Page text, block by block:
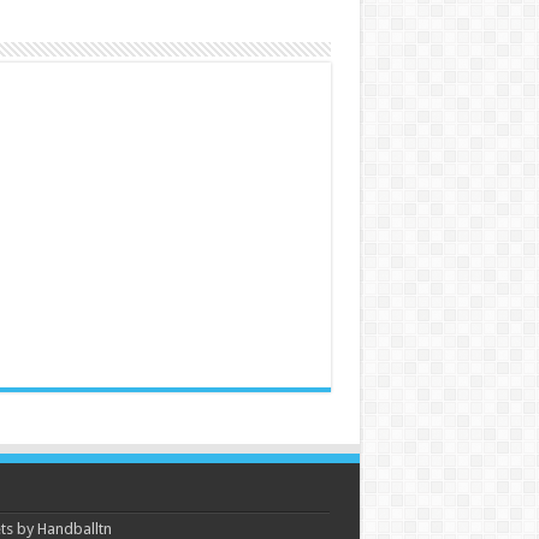
by Handballtn